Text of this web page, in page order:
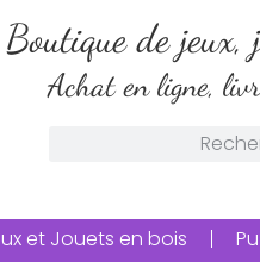
Boutique de
Achat en ligne,
et Jouets en bois